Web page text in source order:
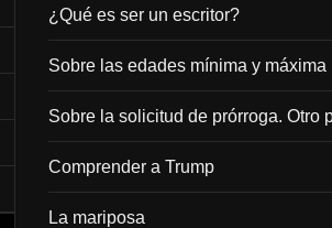
¿Qué es ser un escritor?
Sobre las edades mínima y máxima
Sobre la solicitud de prórroga. Otro
Comprender a Trump
La mariposa